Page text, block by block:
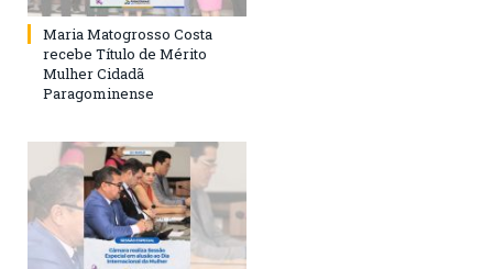
Maria Matogrosso Costa
recebe Título de Mérito
Mulher Cidadã
Paragominense